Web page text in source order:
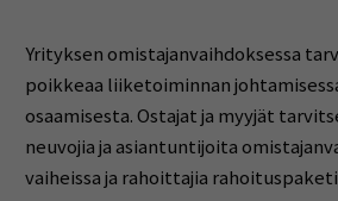
Yrityksen omistajanvaihdoksessa
poikkeaa liiketoiminnan
osaamisesta. Ostajat ja myyjät
neuvojia ja asiantuntijoita
vaiheissa ja rahoittajia